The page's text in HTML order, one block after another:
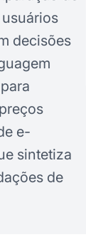
decisões
e-
sintetiza
de